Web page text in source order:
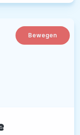
Bewegen